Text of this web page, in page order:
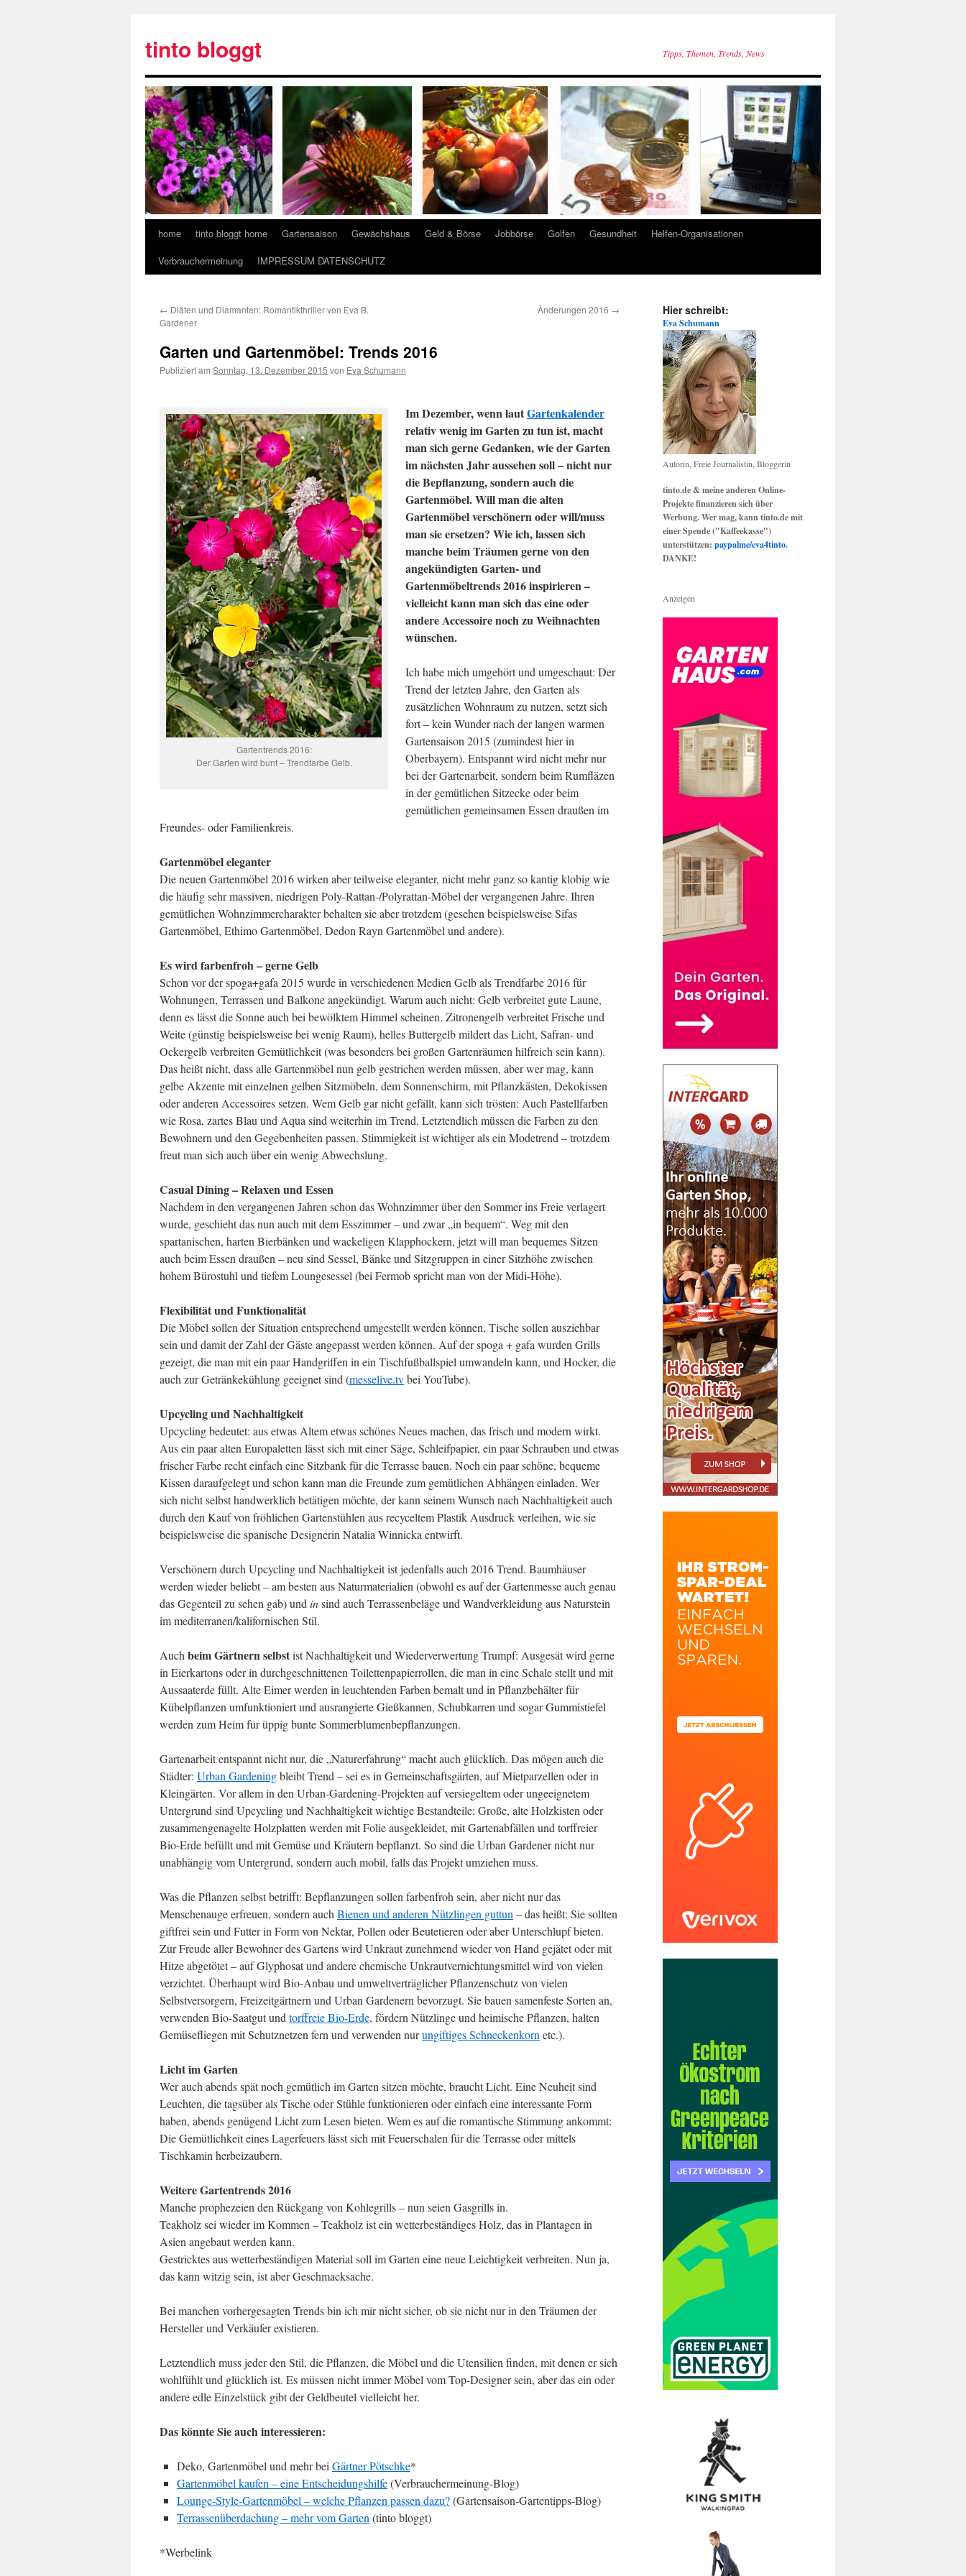
tinto bloggt Tipps, Themen, Trends, News
home tinto bloggt home Gartensaison Gewächshaus Geld & Börse Jobbörse Golfen Gesundheit
Helfen-Organisationen
Verbrauchermeinung
IMPRESSUM DATENSCHUTZ
← Diäten und Diamanten: Romantikthriller von Eva B.
Gardener
Änderungen 2016 →
Garten und Gartenmöbel: Trends 2016
Publiziert am Sonntag, 13. Dezember 2015 von Eva Schumann
Gartentrends 2016:
Der Garten wird bunt – Trendfarbe Gelb.
Im Dezember, wenn lautGartenkalender
relativ wenig im Garten zu tun ist, macht
man sich gerne Gedanken, wie der Garten
im nächsten Jahr aussehen soll – nicht nur
die Bepflanzung, sondern auch die
Gartenmöbel. Will man die alten
Gartenmöbel verschönern oder will/muss
man sie ersetzen? Wie ich, lassen sich
manche beim Träumen gerne von den
angekündigten Garten- und
Gartenmöbeltrends 2016 inspirieren –
vielleicht kann man sich das eine oder
andere Accessoire noch zu Weihnachten
wünschen.
Ich habe mich umgehört und umgeschaut: Der
Trend der letzten Jahre, den Garten als
zusätzlichen Wohnraum zu nutzen, setzt sich
fort – kein Wunder nach der langen warmen
Gartensaison 2015 (zumindest hier in
Oberbayern). Entspannt wird nicht mehr nur
bei der Gartenarbeit, sondern beim Rumfläzen
in der gemütlichen Sitzecke oder beim
gemütlichen gemeinsamen Essen draußen im
Freundes- oder Familienkreis.
Gartenmöbel eleganter
Die neuen Gartenmöbel 2016 wirken aber teilweise eleganter, nicht mehr ganz so kantig klobig wie
die häufig sehr massiven, niedrigen Poly-Rattan-/Polyrattan-Möbel der vergangenen Jahre. Ihren
gemütlichen Wohnzimmercharakter behalten sie aber trotzdem (gesehen beispielsweise Sifas
Gartenmöbel, Ethimo Gartenmöbel, Dedon Rayn Gartenmöbel und andere).
Es wird farbenfroh – gerne Gelb
Schon vor der spoga+gafa 2015 wurde in verschiedenen Medien Gelb als Trendfarbe 2016 für
Wohnungen, Terrassen und Balkone angekündigt. Warum auch nicht: Gelb verbreitet gute Laune,
denn es lässt die Sonne auch bei bewölktem Himmel scheinen. Zitronengelb verbreitet Frische und
Weite (günstig beispielsweise bei wenig Raum), helles Buttergelb mildert das Licht, Safran- und
Ockergelb verbreiten Gemütlichkeit (was besonders bei großen Gartenräumen hilfreich sein kann).
Das heißt nicht, dass alle Gartenmöbel nun gelb gestrichen werden müssen, aber wer mag, kann
gelbe Akzente mit einzelnen gelben Sitzmöbeln, dem Sonnenschirm, mit Pflanzkästen, Dekokissen
oder anderen Accessoires setzen. Wem Gelb gar nicht gefällt, kann sich trösten: Auch Pastellfarben
wie Rosa, zartes Blau und Aqua sind weiterhin im Trend. Letztendlich müssen die Farben zu den
Bewohnern und den Gegebenheiten passen. Stimmigkeit ist wichtiger als ein Modetrend – trotzdem
freut man sich auch über ein wenig Abwechslung.
Casual Dining – Relaxen und Essen
Nachdem in den vergangenen Jahren schon das Wohnzimmer über den Sommer ins Freie verlagert
wurde, geschieht das nun auch mit dem Esszimmer – und zwar „in bequem“. Weg mit den
spartanischen, harten Bierbänken und wackeligen Klapphockern, jetzt will man bequemes Sitzen
auch beim Essen draußen – neu sind Sessel, Bänke und Sitzgruppen in einer Sitzhöhe zwischen
hohem Bürostuhl und tiefem Loungesessel (bei Fermob spricht man von der Midi-Höhe).
Flexibilität und Funktionalität
Die Möbel sollen der Situation entsprechend umgestellt werden können, Tische sollen ausziehbar
sein und damit der Zahl der Gäste angepasst werden können. Auf der spoga + gafa wurden Grills
gezeigt, die man mit ein paar Handgriffen in ein Tischfußballspiel umwandeln kann, und Hocker, die
auch zur Getränkekühlung geeignet sind (messelive.tvbei YouTube).
Upcycling und Nachhaltigkeit
Upcycling bedeutet: aus etwas Altem etwas schönes Neues machen, das frisch und modern wirkt.
Aus ein paar alten Europaletten lässt sich mit einer Säge, Schleifpapier, ein paar Schrauben und etwas
frischer Farbe recht einfach eine Sitzbank für die Terrasse bauen. Noch ein paar schöne, bequeme
Kissen daraufgelegt und schon kann man die Freunde zum gemütlichen Abhängen einladen. Wer
sich nicht selbst handwerklich betätigen möchte, der kann seinem Wunsch nach Nachhaltigkeit auch
durch den Kauf von fröhlichen Gartenstühlen aus recyceltem Plastik Ausdruck verleihen, wie sie
beispielsweise die spanische Designerin Natalia Winnicka entwirft.
Verschönern durch Upcycling und Nachhaltigkeit ist jedenfalls auch 2016 Trend. Baumhäuser
werden wieder beliebt – am besten aus Naturmaterialien (obwohl es auf der Gartenmesse auch genau
das Gegenteil zu sehen gab) und insind auch Terrassenbeläge und Wandverkleidung aus Naturstein
im mediterranen/kalifornischen Stil.
Auch beim Gärtnern selbstist Nachhaltigkeit und Wiederverwertung Trumpf: Ausgesät wird gerne
in Eierkartons oder in durchgeschnittenen Toilettenpapierrollen, die man in eine Schale stellt und mit
Aussaaterde füllt. Alte Eimer werden in leuchtenden Farben bemalt und in Pflanzbehälter für
Kübelpflanzen umfunktioniert und ausrangierte Gießkannen, Schubkarren und sogar Gummistiefel
werden zum Heim für üppig bunte Sommerblumenbepflanzungen.
Gartenarbeit entspannt nicht nur, die „Naturerfahrung“ macht auch glücklich. Das mögen auch die
Städter: Urban Gardeningbleibt Trend – sei es in Gemeinschaftsgärten, auf Mietparzellen oder in
Kleingärten. Vor allem in den Urban-Gardening-Projekten auf versiegeltem oder ungeeignetem
Untergrund sind Upcycling und Nachhaltigkeit wichtige Bestandteile: Große, alte Holzkisten oder
zusammengenagelte Holzplatten werden mit Folie ausgekleidet, mit Gartenabfällen und torffreier
Bio-Erde befüllt und mit Gemüse und Kräutern bepflanzt. So sind die Urban Gardener nicht nur
unabhängig vom Untergrund, sondern auch mobil, falls das Projekt umziehen muss.
Was die Pflanzen selbst betrifft: Bepflanzungen sollen farbenfroh sein, aber nicht nur das
Menschenauge erfreuen, sondern auch Bienen und anderen Nützlingen guttun – das heißt: Sie sollten
giftfrei sein und Futter in Form von Nektar, Pollen oder Beutetieren oder aber Unterschlupf bieten.
Zur Freude aller Bewohner des Gartens wird Unkraut zunehmend wieder von Hand gejätet oder mit
Hitze abgetötet – auf Glyphosat und andere chemische Unkrautvernichtungsmittel wird von vielen
verzichtet. Überhaupt wird Bio-Anbau und umweltverträglicher Pflanzenschutz von vielen
Selbstversorgern, Freizeitgärtnern und Urban Gardenern bevorzugt. Sie bauen samenfeste Sorten an,
verwenden Bio-Saatgut und torffreie Bio-Erde, fördern Nützlinge und heimische Pflanzen, halten
Gemüsefliegen mit Schutznetzen fern und verwenden nurungiftiges Schneckenkorn etc.).
Licht im Garten
Wer auch abends spät noch gemütlich im Garten sitzen möchte, braucht Licht. Eine Neuheit sind
Leuchten, die tagsüber als Tische oder Stühle funktionieren oder einfach eine interessante Form
haben, abends genügend Licht zum Lesen bieten. Wem es auf die romantische Stimmung ankommt:
Die Gemütlichkeit eines Lagerfeuers lässt sich mit Feuerschalen für die Terrasse oder mittels
Tischkamin herbeizaubern.
Weitere Gartentrends 2016
Manche prophezeien den Rückgang von Kohlegrills – nun seien Gasgrills in.
Teakholz sei wieder im Kommen – Teakholz ist ein wetterbeständiges Holz, das in Plantagen in
Asien angebaut werden kann.
Gestricktes aus wetterbeständigen Material soll im Garten eine neue Leichtigkeit verbreiten. Nun ja,
das kann witzig sein, ist aber Geschmacksache.
Bei manchen vorhergesagten Trends bin ich mir nicht sicher, ob sie nicht nur in den Träumen der
Hersteller und Verkäufer existieren.
Letztendlich muss jeder den Stil, die Pflanzen, die Möbel und die Utensilien finden, mit denen er sich
wohlfühlt und glücklich ist. Es müssen nicht immer Möbel vom Top-Designer sein, aber das ein oder
andere edle Einzelstück gibt der Geldbeutel vielleicht her.
Das könnte Sie auch interessieren:
Deko, Gartenmöbel und mehr bei Gärtner Pötschke*
Gartenmöbel kaufen – eine Entscheidungshilfe(Verbrauchermeinung-Blog)
Lounge-Style-Gartenmöbel – welche Pflanzen passen dazu?(Gartensaison-Gartentipps-Blog)
Terrassenüberdachung – mehr vom Garten (tinto bloggt)
*Werbelink
Hier schreibt:
Eva Schumann
Autorin, Freie Journalistin, Bloggerin
tinto.de & meine anderen Online-
Projekte finanzieren sich über
Werbung. Wer mag, kann tinto.de mit
einer Spende ("Kaffeekasse")
unterstützen: paypalme/eva4tinto.
DANKE!
Anzeigen